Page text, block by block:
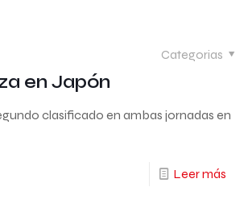
Categorias
en Japón
clasificado en ambas jornadas en
Leer más